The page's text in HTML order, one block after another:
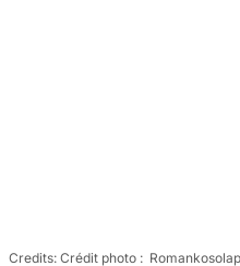
Crédit photo :